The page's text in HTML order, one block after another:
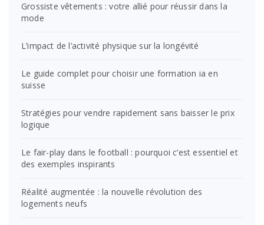
Grossiste vêtements : votre allié pour réussir dans la
mode
L’impact de l’activité physique sur la longévité
Le guide complet pour choisir une formation ia en
suisse
Stratégies pour vendre rapidement sans baisser le prix
logique
Le fair-play dans le football : pourquoi c’est essentiel et
des exemples inspirants
Réalité augmentée : la nouvelle révolution des
logements neufs